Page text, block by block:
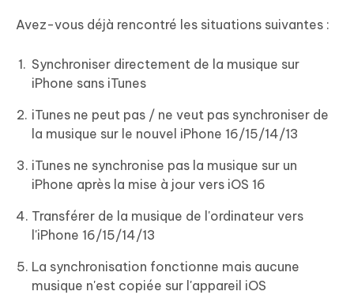
Avez-vous déjà rencontré les situations suivantes :
Synchroniser directement de la musique sur
iPhone sans iTunes
iTunes ne peut pas / ne veut pas synchroniser de
la musique sur le nouvel iPhone 16/15/14/13
iTunes ne synchronise pas la musique sur un
iPhone après la mise à jour vers iOS 16
Transférer de la musique de l'ordinateur vers
l'iPhone 16/15/14/13
La synchronisation fonctionne mais aucune
musique n'est copiée sur l'appareil iOS